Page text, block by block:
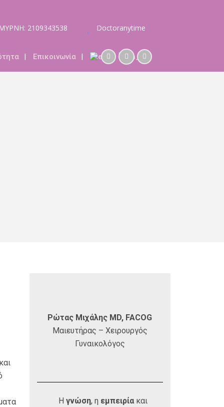
2109343538 Doctoranytime
Επικοινωνία
Ρώτας Μιχάλης MD, FACOG
Μαιευτήρας – Χειρουργός
Γυναικολόγος
Η γνώση, η εμπειρίακαι